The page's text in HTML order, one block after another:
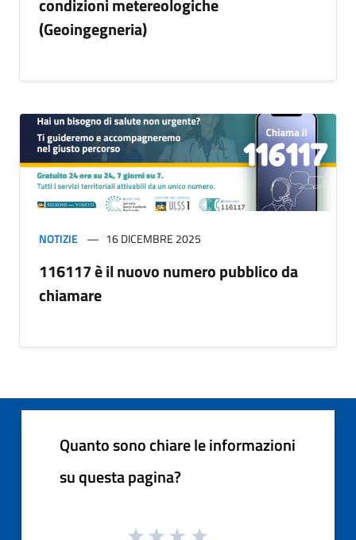
(Geoingegneria)
NOTIZIE 16 DICEMBRE 2025
116117 è il nuovo numero pubblico da
chiamare
Quanto sono chiare le informazioni
su questa pagina?